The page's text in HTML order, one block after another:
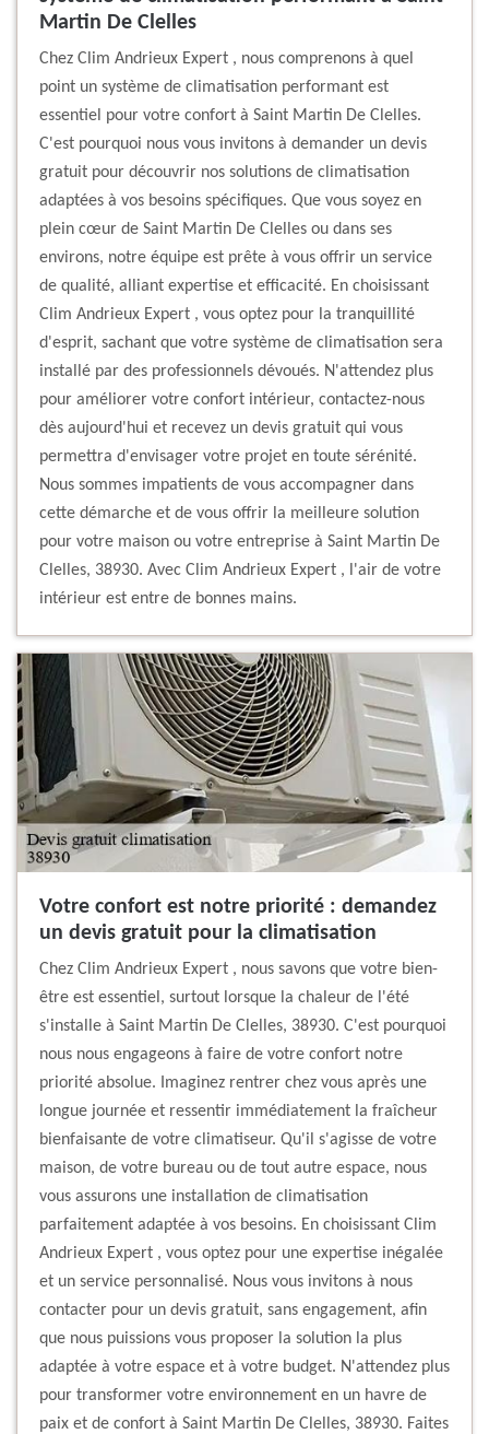
Martin De Clelles
Chez Clim Andrieux Expert , nous comprenons à quel
point un système de climatisation performant est
essentiel pour votre confort à Saint Martin De Clelles.
C'est pourquoi nous vous invitons à demander un devis
gratuit pour découvrir nos solutions de climatisation
adaptées à vos besoins spécifiques. Que vous soyez en
plein cœur de Saint Martin De Clelles ou dans ses
environs, notre équipe est prête à vous offrir un service
de qualité, alliant expertise et efficacité. En choisissant
Clim Andrieux Expert , vous optez pour la tranquillité
d'esprit, sachant que votre système de climatisation sera
installé par des professionnels dévoués. N'attendez plus
pour améliorer votre confort intérieur, contactez-nous
dès aujourd'hui et recevez un devis gratuit qui vous
permettra d'envisager votre projet en toute sérénité.
Nous sommes impatients de vous accompagner dans
cette démarche et de vous offrir la meilleure solution
pour votre maison ou votre entreprise à Saint Martin De
Clelles, 38930. Avec Clim Andrieux Expert , l'air de votre
intérieur est entre de bonnes mains.
Votre confort est notre priorité : demandez
un devis gratuit pour la climatisation
Chez Clim Andrieux Expert , nous savons que votre bien-
être est essentiel, surtout lorsque la chaleur de l'été
s'installe à Saint Martin De Clelles, 38930. C'est pourquoi
nous nous engageons à faire de votre confort notre
priorité absolue. Imaginez rentrer chez vous après une
longue journée et ressentir immédiatement la fraîcheur
bienfaisante de votre climatiseur. Qu'il s'agisse de votre
maison, de votre bureau ou de tout autre espace, nous
vous assurons une installation de climatisation
parfaitement adaptée à vos besoins. En choisissant Clim
Andrieux Expert , vous optez pour une expertise inégalée
et un service personnalisé. Nous vous invitons à nous
contacter pour un devis gratuit, sans engagement, afin
que nous puissions vous proposer la solution la plus
adaptée à votre espace et à votre budget. N'attendez plus
pour transformer votre environnement en un havre de
paix et de confort à Saint Martin De Clelles, 38930. Faites